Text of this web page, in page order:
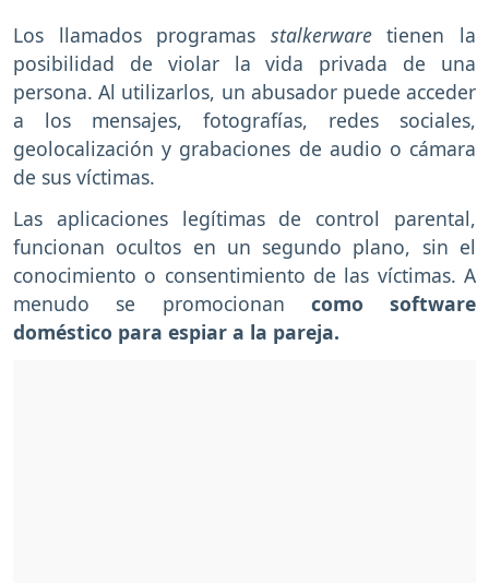
Los llamados programas stalkerwaretienen la
posibilidad de violar la vida privada de una
persona. Al utilizarlos, un abusador puede acceder
a los mensajes, fotografías, redes sociales,
geolocalización y grabaciones de audio o cámara
de sus víctimas.
Las aplicaciones legítimas de control parental,
funcionan ocultos en un segundo plano, sin el
conocimiento o consentimiento de las víctimas. A
menudo se promocionan como software
doméstico para espiar a la pareja.